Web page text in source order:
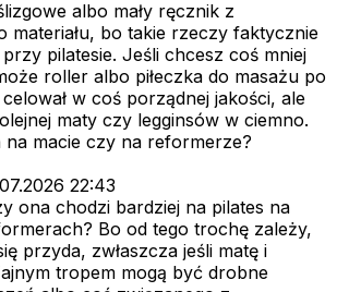
albo mały ręcznik z
materiału, bo takie rzeczy faktycznie
pilatesie. Jeśli chcesz coś mniej
roller albo piłeczka do masażu po
w coś porządnej jakości, ale
maty czy legginsów w ciemno.
na macie czy na reformerze?
22:43
ona chodzi bardziej na pilates na
Bo od tego trochę zależy,
przyda, zwłaszcza jeśli matę i
tropem mogą być drobne